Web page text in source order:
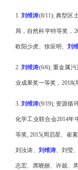
1. 刘维涛(8/11); 典型区
局，自然科学特等奖，
欧阳少虎、徐应明、 刘
2. 刘维涛(6/6); 重金属污
业成果奖一等奖， 2018(
3. 刘维涛(9/19); 资源循
化学工业联合会2014年
等奖, 2015(周启星、崔
刘汝涛、 刘维涛、刘莹
志宏、席晓丽、许兢、